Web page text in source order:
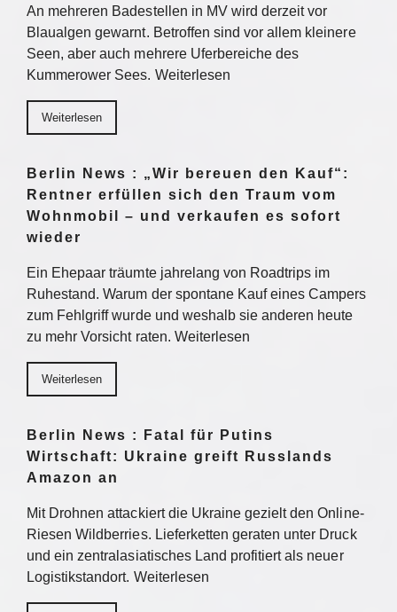
An mehreren Badestellen in MV wird derzeit vor
Blaualgen gewarnt. Betroffen sind vor allem kleinere
Seen, aber auch mehrere Uferbereiche des
Kummerower Sees. Weiterlesen
Weiterlesen
Berlin News : „Wir bereuen den Kauf“:
Rentner erfüllen sich den Traum vom
Wohnmobil – und verkaufen es sofort
wieder
Ein Ehepaar träumte jahrelang von Roadtrips im
Ruhestand. Warum der spontane Kauf eines Campers
zum Fehlgriff wurde und weshalb sie anderen heute
zu mehr Vorsicht raten. Weiterlesen
Weiterlesen
Berlin News : Fatal für Putins
Wirtschaft: Ukraine greift Russlands
Amazon an
Mit Drohnen attackiert die Ukraine gezielt den Online-
Riesen Wildberries. Lieferketten geraten unter Druck
und ein zentralasiatisches Land profitiert als neuer
Logistikstandort. Weiterlesen